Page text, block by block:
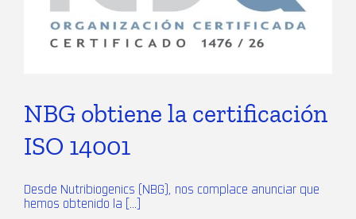
NBG obtiene la certificación
ISO 14001
Desde Nutribiogenics (NBG), nos complace anunciar que
hemos obtenido la [...]